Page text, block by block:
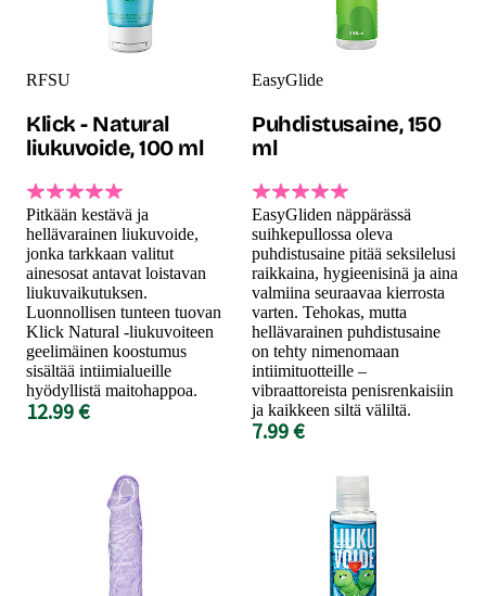
RFSU
Klick - Natural
liukuvoide, 100 ml
Pitkään kestävä ja
hellävarainen liukuvoide,
jonka tarkkaan valitut
ainesosat antavat loistavan
liukuvaikutuksen.
Luonnollisen tunteen tuovan
Klick Natural -liukuvoiteen
geelimäinen koostumus
sisältää intiimialueille
hyödyllistä maitohappoa.
12.99 €
EasyGlide
Puhdistusaine, 150
ml
EasyGliden näppärässä
suihkepullossa oleva
puhdistusaine pitää seksilelusi
raikkaina, hygieenisinä ja aina
valmiina seuraavaa kierrosta
varten. Tehokas, mutta
hellävarainen puhdistusaine
on tehty nimenomaan
intiimituotteille –
vibraattoreista penisrenkaisiin
ja kaikkeen siltä väliltä.
7.99 €